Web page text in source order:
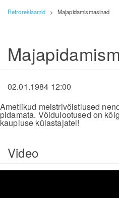
Retroreklaamid > Majapidamismasinad
02.01.1984 12:00
Ametlikud meistrivõistlused
pidamata. Võidulootused on
kaupluse külastajatel!
Video